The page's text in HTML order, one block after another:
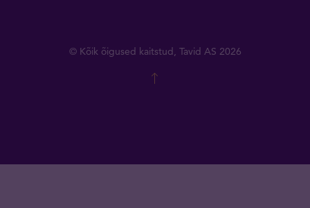
© Kõik õigused kaitstud, Tavid AS 2026